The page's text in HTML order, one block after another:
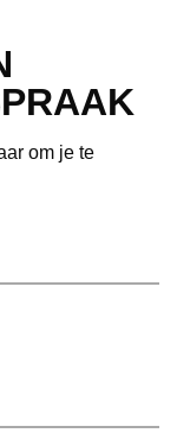
om je te